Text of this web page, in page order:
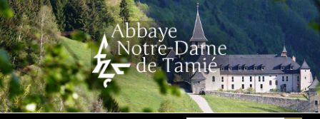
Aller
au
contenu.
|
Aller
à
la
navigation
Outils
personnels
Chercher par
Recherche
avancée…